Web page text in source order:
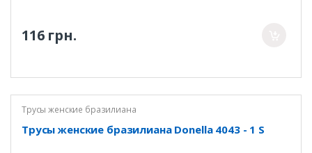
116 грн.
Трусы женские бразилиана
Трусы женские бразилиана Donella 4043 - 1 S